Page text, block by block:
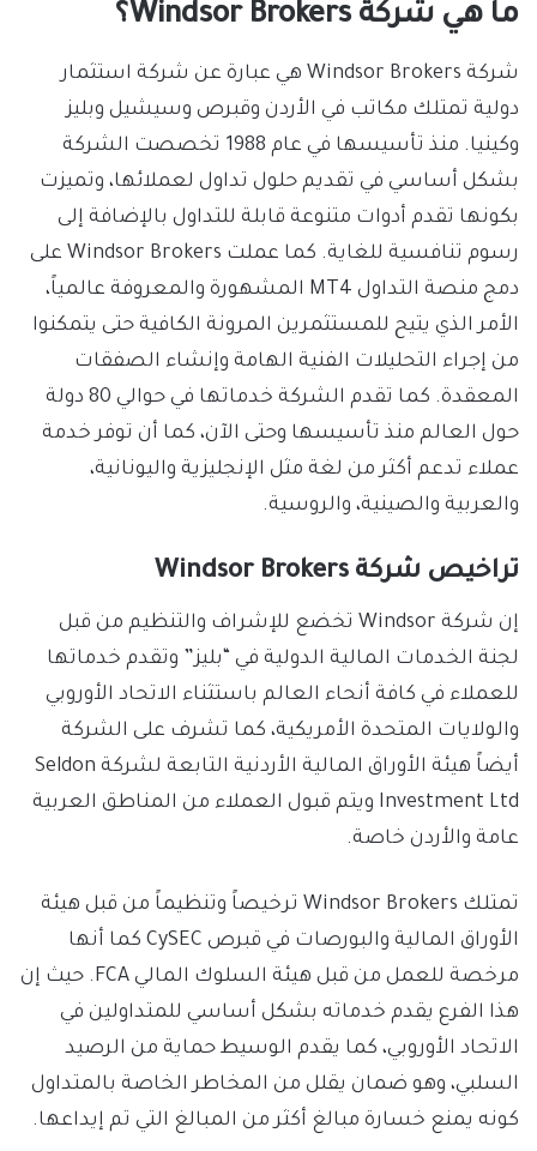
ما هي شركة Windsor Brokers؟
شركة Windsor Brokers هي عبارة عن شركة استثمار
دولية تمتلك مكاتب في الأردن وقبرص وسيشيل وبليز
وكينيا. منذ تأسيسها في عام 1988 تخصصت الشركة
بشكل أساسي في تقديم حلول تداول لعملائها، وتميزت
بكونها تقدم أدوات متنوعة قابلة للتداول بالإضافة إلى
رسوم تنافسية للغاية. كما عملت Windsor Brokers على
دمج منصة التداول MT4 المشهورة والمعروفة عالمياً،
الأمر الذي يتيح للمستثمرين المرونة الكافية حتى يتمكنوا
من إجراء التحليلات الفنية الهامة وإنشاء الصفقات
المعقدة. كما تقدم الشركة خدماتها في حوالي 80 دولة
حول العالم منذ تأسيسها وحتى الآن، كما أن توفر خدمة
عملاء تدعم أكثر من لغة مثل الإنجليزية واليونانية،
والعربية والصينية، والروسية.
تراخيص شركة Windsor Brokers
إن شركة Windsor تخضع للإشراف والتنظيم من قبل
لجنة الخدمات المالية الدولية في “بليز” وتقدم خدماتها
للعملاء في كافة أنحاء العالم باستثناء الاتحاد الأوروبي
والولايات المتحدة الأمريكية، كما تشرف على الشركة
أيضاً هيئة الأوراق المالية الأردنية التابعة لشركة Seldon
Investment Ltd ويتم قبول العملاء من المناطق العربية
عامة والأردن خاصة.
تمتلك Windsor Brokers ترخيصاً وتنظيماً من قبل هيئة
الأوراق المالية والبورصات في قبرص CySEC كما أنها
مرخصة للعمل من قبل هيئة السلوك المالي FCA. حيث إن
هذا الفرع يقدم خدماته بشكل أساسي للمتداولين في
الاتحاد الأوروبي، كما يقدم الوسيط حماية من الرصيد
السلبي، وهو ضمان يقلل من المخاطر الخاصة بالمتداول
كونه يمنع خسارة مبالغ أكثر من المبالغ التي تم إيداعها.